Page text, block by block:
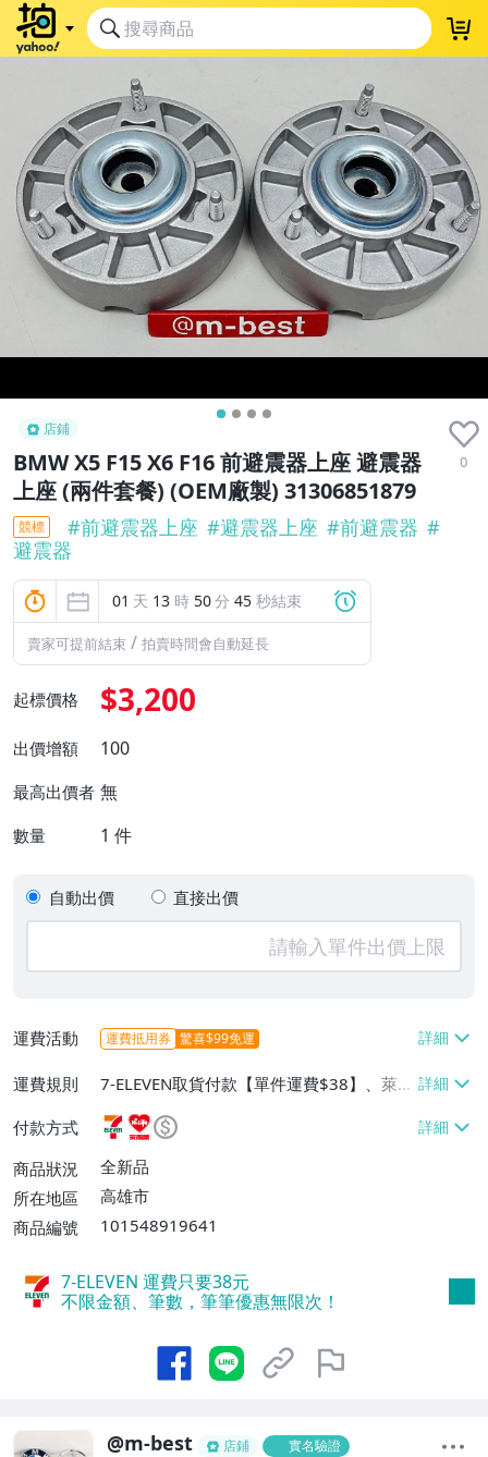
店鋪
BMW X5 F15 X6 F16 前避震器上座 避震器
上座 (兩件套餐) (OEM廠製) 31306851879
0
競標 #前避震器上座 #避震器上座 #前避震器 #
避震器
01 天 13 時 50分 44 秒結束
賣家可提前結束 / 拍賣時間會自動延長
起標價格 $3,200
出價增額 100
最高出價者 無
數量 1 件
自動出價 直接出價
運費活動 運費抵用券 驚喜$99免運
運費規則
7-ELEVEN取貨付款【單件運費$38】、萊爾
富取貨付款【單件運費$60】、宅配/貨運
【單件運費$100】、郵局掛號【單件運費
$80】、面交/自取/不寄送【免運費】
付款方式
商品狀況
全新品
所在地區
高雄市
商品編號
101548919641
7-ELEVEN 運費只要38元
不限金額、筆數，筆筆優惠無限次！
@m-best 店鋪 實名驗證